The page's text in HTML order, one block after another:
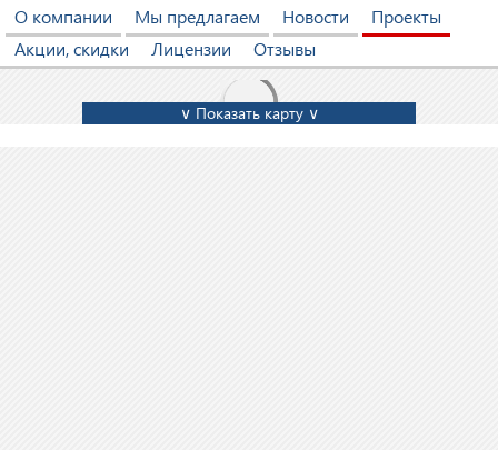
О компании Мы предлагаем Новости
Проекты
Акции, скидки
Лицензии Отзывы
∨ Показать карту ∨